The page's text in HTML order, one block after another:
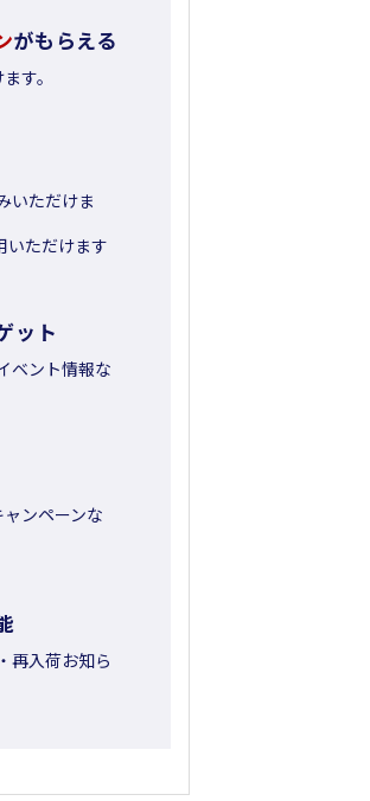
がもらえる
す。
いただけま
ただけます
ット
ベント情報な
ンペーンな
再入荷お知ら